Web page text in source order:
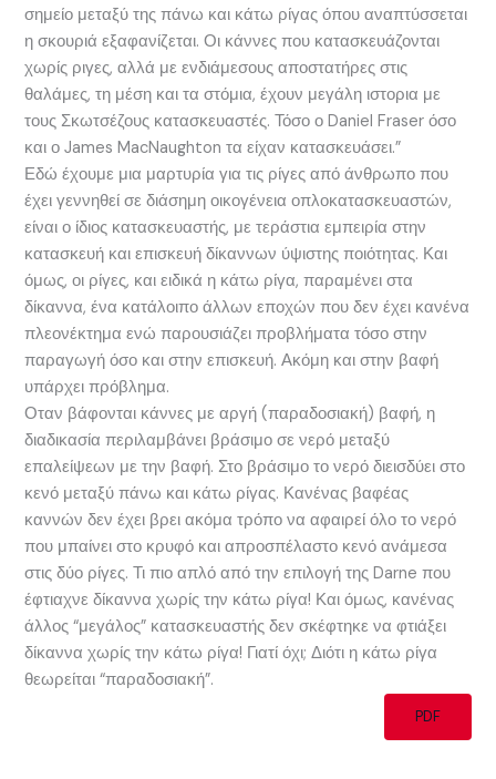
σημείο μεταξύ της πάνω και κάτω ρίγας όπου αναπτύσσεται
η σκουριά εξαφανίζεται. Οι κάννες που κατασκευάζονται
χωρίς ριγες, αλλά με ενδιάμεσους αποστατήρες στις
θαλάμες, τη μέση και τα στόμια, έχουν μεγάλη ιστορια με
τους Σκωτσέζους κατασκευαστές. Τόσο ο Daniel Fraser όσο
και ο James MacNaughton τα είχαν κατασκευάσει.”
Εδώ έχουμε μια μαρτυρία για τις ρίγες από άνθρωπο που
έχει γεννηθεί σε διάσημη οικογένεια οπλοκατασκευαστών,
είναι ο ίδιος κατασκευαστής, με τεράστια εμπειρία στην
κατασκευή και επισκευή δίκαννων ύψιστης ποιότητας. Και
όμως, οι ρίγες, και ειδικά η κάτω ρίγα, παραμένει στα
δίκαννα, ένα κατάλοιπο άλλων εποχών που δεν έχει κανένα
πλεονέκτημα ενώ παρουσιάζει προβλήματα τόσο στην
παραγωγή όσο και στην επισκευή. Ακόμη και στην βαφή
υπάρχει πρόβλημα.
Οταν βάφονται κάννες με αργή (παραδοσιακή) βαφή, η
διαδικασία περιλαμβάνει βράσιμο σε νερό μεταξύ
επαλείψεων με την βαφή. Στο βράσιμο το νερό διεισδύει στο
κενό μεταξύ πάνω και κάτω ρίγας. Κανένας βαφέας
καννών δεν έχει βρει ακόμα τρόπο να αφαιρεί όλο το νερό
που μπαίνει στο κρυφό και απροσπέλαστο κενό ανάμεσα
στις δύο ρίγες. Τι πιο απλό από την επιλογή της Darne που
έφτιαχνε δίκαννα χωρίς την κάτω ρίγα! Και όμως, κανένας
άλλος “μεγάλος” κατασκευαστής δεν σκέφτηκε να φτιάξει
δίκαννα χωρίς την κάτω ρίγα! Γιατί όχι; Διότι η κάτω ρίγα
θεωρείται “παραδοσιακή”.
PDF